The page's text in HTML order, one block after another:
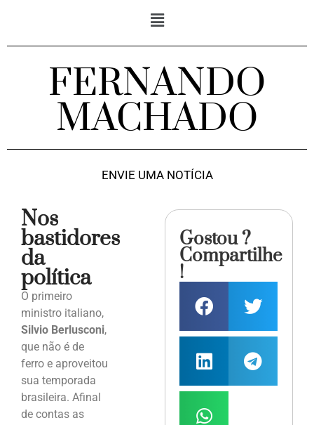
FERNANDO
MACHADO
ENVIE UMA NOTÍCIA
Nos
bastidores
da
política
O primeiro
ministro italiano,
Silvio Berlusconi,
que não é de
ferro e aproveitou
sua temporada
brasileira. Afinal
de contas as
Gostou ?
Compartilhe
!